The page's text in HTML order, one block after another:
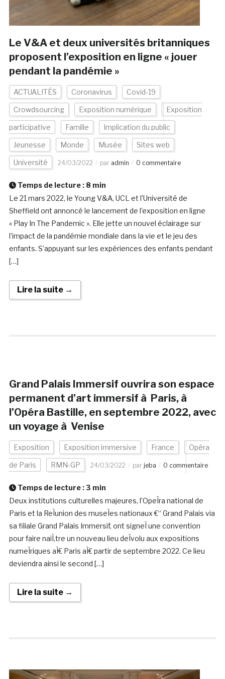
Le V&A et deux universités britanniques
proposent l’exposition en ligne « jouer
pendant la pandémie »
ACTUALITÉS Coronavirus Covid-19
Crowdsourcing Exposition numérique Exposition
participative Famille Implication du public
Jeunesse Monde Musée Sites web
Université 24/03/2022 par admin 0 commentaire
Temps de lecture : 8 min
Le 21 mars 2022, le Young V&A, UCL et l’Université de
Sheffield ont annoncé le lancement de l’exposition en ligne
« Play In The Pandemic ». Elle jette un nouvel éclairage sur
l’impact de la pandémie mondiale dans la vie et le jeu des
enfants. S’appuyant sur les expériences des enfants pendant
[…]
Lire la suite →
Grand Palais Immersif ouvrira son espace
permanent d’art immersif à Paris, à
l’Opéra Bastille, en septembre 2022, avec
un voyage à Venise
Exposition Exposition immersive France Opéra
de Paris RMN-GP 24/03/2022 par jeba 0 commentaire
Temps de lecture : 3 min
Deux institutions culturelles majeures, l’OpeÌra national de
Paris et la ReÌunion des museÌes nationaux €“ Grand Palais via
sa filiale Grand Palais Immersif, ont signeÌ une convention
pour faire naiÌ‚tre un nouveau lieu deÌvolu aux expositions
numeÌriques aÌ€ Paris aÌ€ partir de septembre 2022. Ce lieu
deviendra ainsi le second […]
Lire la suite →